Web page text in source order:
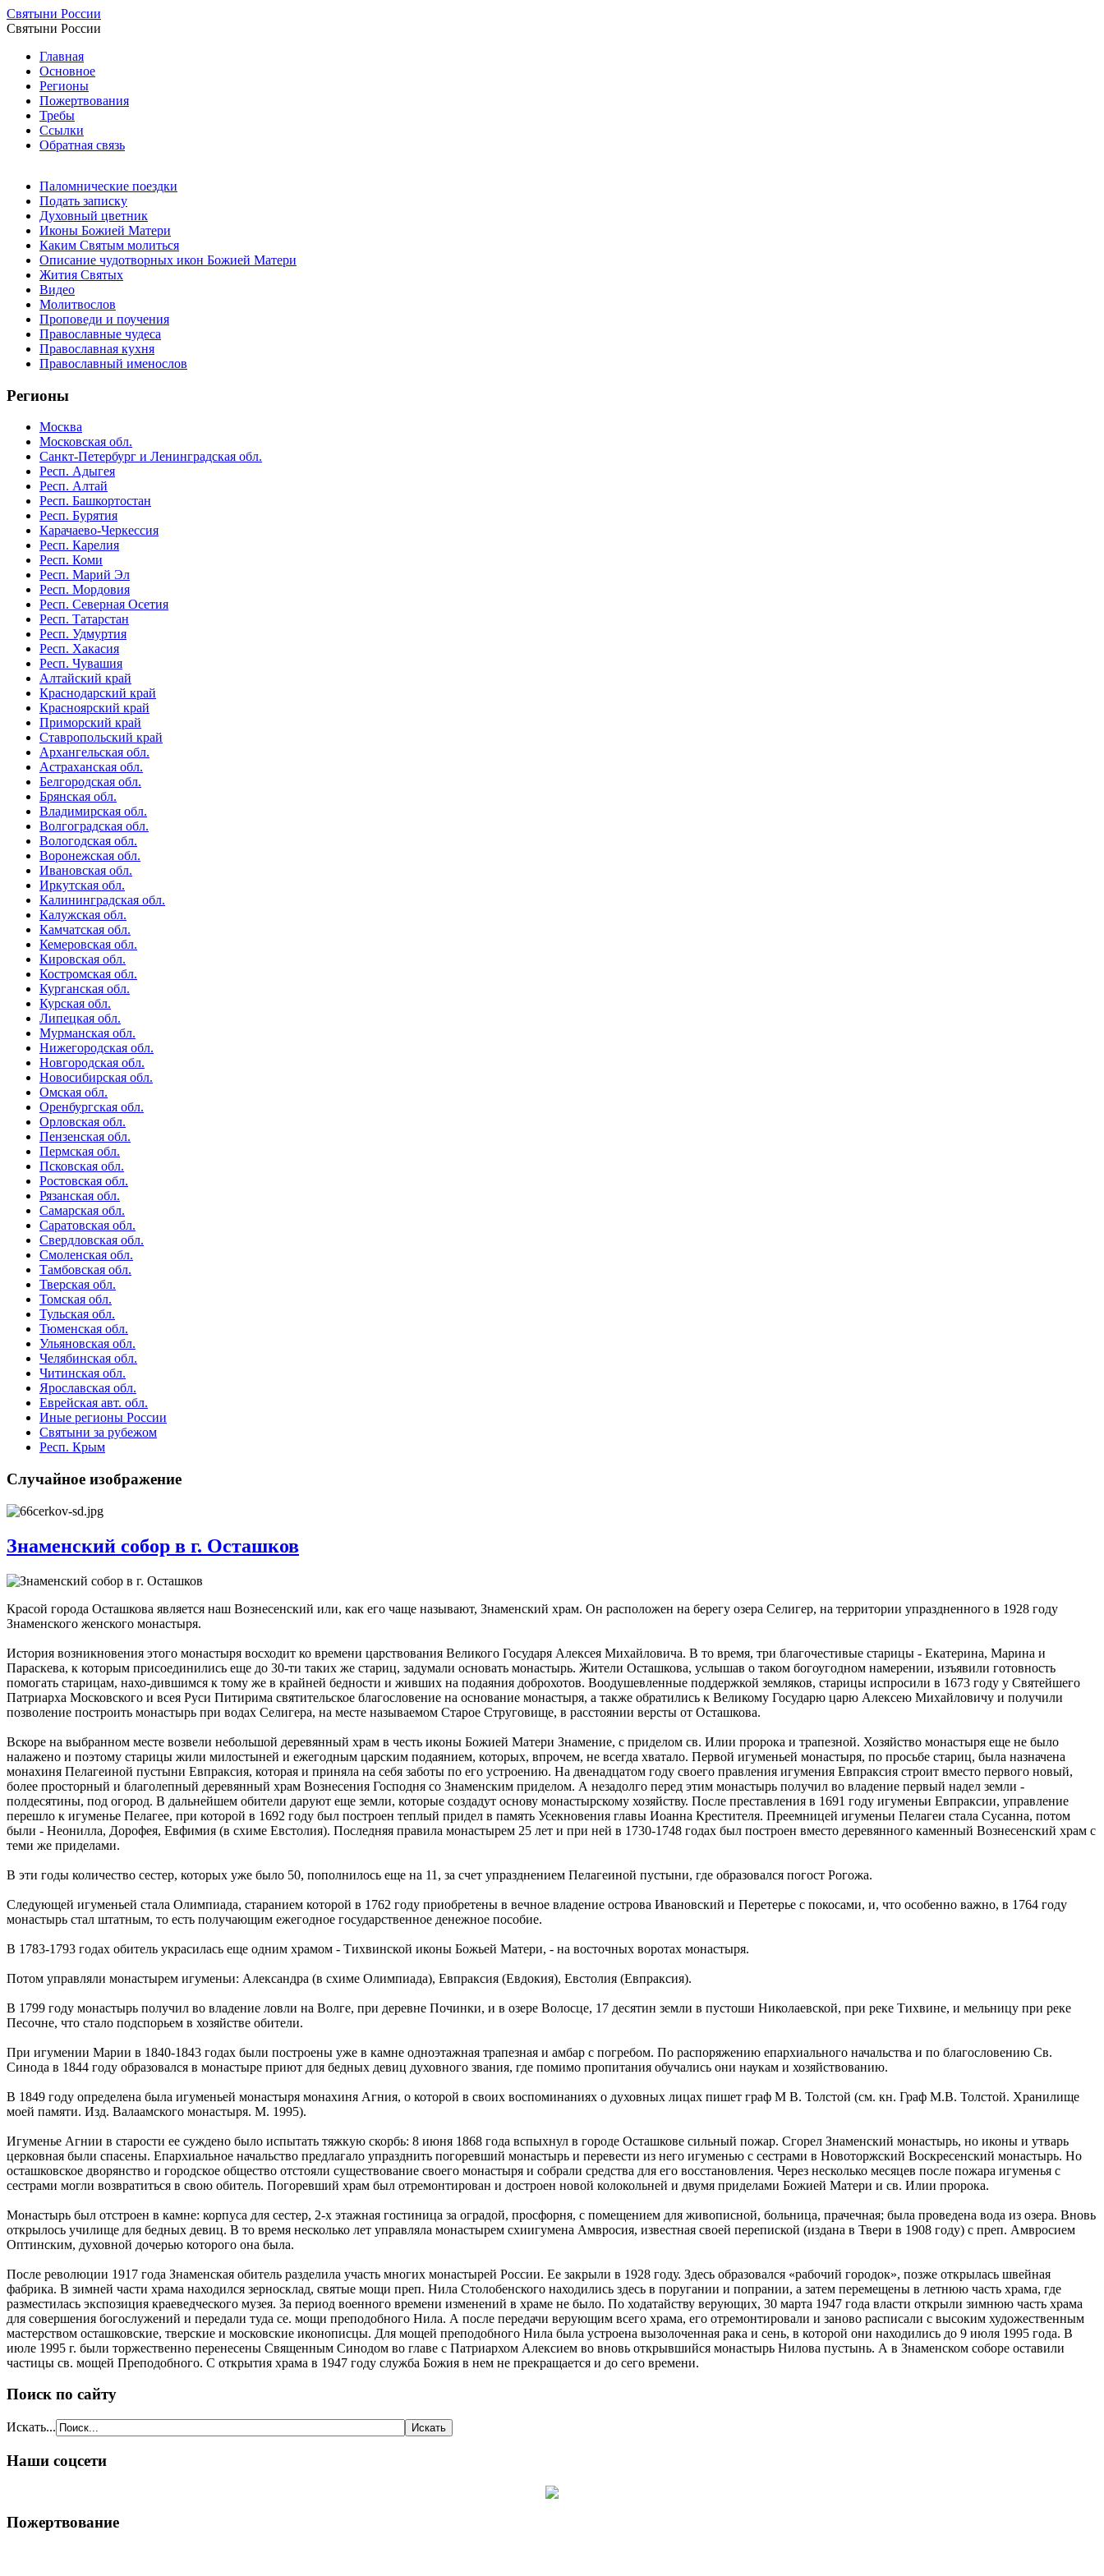
Святыни России
Святыни России
Главная
Основное
Регионы
Пожертвования
Требы
Ссылки
Обратная связь
Паломнические поездки
Подать записку
Духовный цветник
Иконы Божией Матери
Каким Святым молиться
Описание чудотворных икон Божией Матери
Жития Святых
Видео
Молитвослов
Проповеди и поучения
Православные чудеса
Православная кухня
Православный именослов
Регионы
Москва
Московская обл.
Санкт-Петербург и Ленинградская обл.
Респ. Адыгея
Респ. Алтай
Респ. Башкортостан
Респ. Бурятия
Карачаево-Черкессия
Респ. Карелия
Респ. Коми
Респ. Марий Эл
Респ. Мордовия
Респ. Северная Осетия
Респ. Татарстан
Респ. Удмуртия
Респ. Хакасия
Респ. Чувашия
Алтайский край
Краснодарский край
Красноярский край
Приморский край
Ставропольский край
Архангельская обл.
Астраханская обл.
Белгородская обл.
Брянская обл.
Владимирская обл.
Волгоградская обл.
Вологодская обл.
Воронежская обл.
Ивановская обл.
Иркутская обл.
Калининградская обл.
Калужская обл.
Камчатская обл.
Кемеровская обл.
Кировская обл.
Костромская обл.
Курганская обл.
Курская обл.
Липецкая обл.
Мурманская обл.
Нижегородская обл.
Новгородская обл.
Новосибирская обл.
Омская обл.
Оренбургская обл.
Орловская обл.
Пензенская обл.
Пермская обл.
Псковская обл.
Ростовская обл.
Рязанская обл.
Самарская обл.
Саратовская обл.
Свердловская обл.
Смоленская обл.
Тамбовская обл.
Тверская обл.
Томская обл.
Тульская обл.
Тюменская обл.
Ульяновская обл.
Челябинская обл.
Читинская обл.
Ярославская обл.
Еврейская авт. обл.
Иные регионы России
Святыни за рубежом
Респ. Крым
Случайное изображение
Знаменский собор в г. Осташков
Красой города Осташкова является наш Вознесенский или, как его чаще называют, Знаменский храм. Он расположен на берегу озера Селигер, на территории упраздненного в 1928 году
Знаменского женского монастыря.
История возникновения этого монастыря восходит ко времени царствования Великого Государя Алексея Михайловича. В то время, три благочестивые старицы - Екатерина, Марина и
Параскева, к которым присоединились еще до 30-ти таких же стариц, задумали основать монастырь. Жители Осташкова, услышав о таком богоугодном намерении, изъявили готовность
помогать старицам, нахо-дившимся к тому же в крайней бедности и живших на подаяния доброхотов. Воодушевленные поддержкой земляков, старицы испросили в 1673 году у Святейшего
Патриарха Московского и всея Руси Питирима святительское благословение на основание монастыря, а также обратились к Великому Государю царю Алексею Михайловичу и получили
позволение построить монастырь при водах Селигера, на месте называемом Старое Струговище, в расстоянии версты от Осташкова.
Вскоре на выбранном месте возвели небольшой деревянный храм в честь иконы Божией Матери Знамение, с приделом св. Илии пророка и трапезной. Хозяйство монастыря еще не было
налажено и поэтому старицы жили милостыней и ежегодным царским подаянием, которых, впрочем, не всегда хватало. Первой игуменьей монастыря, по просьбе стариц, была назначена
монахиня Пелагеиной пустыни Евпраксия, которая и приняла на себя заботы по его устроению. На двенадцатом году своего правления игумения Евпраксия строит вместо первого новый,
более просторный и благолепный деревянный храм Вознесения Господня со Знаменским приделом. А незадолго перед этим монастырь получил во владение первый надел земли -
полдесятины, под огород. В дальнейшем обители даруют еще земли, которые создадут основу монастырскому хозяйству. После преставления в 1691 году игуменьи Евпраксии, управление
перешло к игуменье Пелагее, при которой в 1692 году был построен теплый придел в память Усекновения главы Иоанна Крестителя. Преемницей игуменьи Пелагеи стала Сусанна, потом
были - Неонилла, Дорофея, Евфимия (в схиме Евстолия). Последняя правила монастырем 25 лет и при ней в 1730-1748 годах был построен вместо деревянного каменный Вознесенский храм с
теми же приделами.
В эти годы количество сестер, которых уже было 50, пополнилось еще на 11, за счет упразднением Пелагеиной пустыни, где образовался погост Рогожа.
Следующей игуменьей стала Олимпиада, старанием которой в 1762 году приобретены в вечное владение острова Ивановский и Перетерье с покосами, и, что особенно важно, в 1764 году
монастырь стал штатным, то есть получающим ежегодное государственное денежное пособие.
В 1783-1793 годах обитель украсилась еще одним храмом - Тихвинской иконы Божьей Матери, - на восточных воротах монастыря.
Потом управляли монастырем игуменьи: Александра (в схиме Олимпиада), Евпраксия (Евдокия), Евстолия (Евпраксия).
В 1799 году монастырь получил во владение ловли на Волге, при деревне Починки, и в озере Волосце, 17 десятин земли в пустоши Николаевской, при реке Тихвине, и мельницу при реке
Песочне, что стало подспорьем в хозяйстве обители.
При игумении Марии в 1840-1843 годах были построены уже в камне одноэтажная трапезная и амбар с погребом. По распоряжению епархиального начальства и по благословению Св.
Синода в 1844 году образовался в монастыре приют для бедных девиц духовного звания, где помимо пропитания обучались они наукам и хозяйствованию.
В 1849 году определена была игуменьей монастыря монахиня Агния, о которой в своих воспоминаниях о духовных лицах пишет граф М В. Толстой (см. кн. Граф М.В. Толстой. Хранилище
моей памяти. Изд. Валаамского монастыря. М. 1995).
Игуменье Агнии в старости ее суждено было испытать тяжкую скорбь: 8 июня 1868 года вспыхнул в городе Осташкове сильный пожар. Сгорел Знаменский монастырь, но иконы и утварь
церковная были спасены. Епархиальное начальство предлагало упразднить погоревший монастырь и перевести из него игуменью с сестрами в Новоторжский Воскресенский монастырь. Но
осташковское дворянство и городское общество отстояли существование своего монастыря и собрали средства для его восстановления. Через несколько месяцев после пожара игуменья с
сестрами могли возвратиться в свою обитель. Погоревший храм был отремонтирован и достроен новой колокольней и двумя приделами Божией Матери и св. Илии пророка.
Монастырь был отстроен в камне: корпуса для сестер, 2-х этажная гостиница за оградой, просфорня, с помещением для живописной, больница, прачечная; была проведена вода из озера. Вновь
открылось училище для бедных девиц. В то время несколько лет управляла монастырем схиигумена Амвросия, известная своей перепиской (издана в Твери в 1908 году) с преп. Амвросием
Оптинским, духовной дочерью которого она была.
После революции 1917 года Знаменская обитель разделила участь многих монастырей России. Ее закрыли в 1928 году. Здесь образовался «рабочий городок», позже открылась швейная
фабрика. В зимней части храма находился зерносклад, святые мощи преп. Нила Столобенского находились здесь в поругании и попрании, а затем перемещены в летнюю часть храма, где
разместилась экспозиция краеведческого музея. За период военного времени изменений в храме не было. По ходатайству верующих, 30 марта 1947 года власти открыли зимнюю часть храма
для совершения богослужений и передали туда се. мощи преподобного Нила. А после передачи верующим всего храма, его отремонтировали и заново расписали с высоким художественным
мастерством осташковские, тверские и московские иконописцы. Для мощей преподобного Нила была устроена вызолоченная рака и сень, в которой они находились до 9 июля 1995 года. В
июле 1995 г. были торжественно перенесены Священным Синодом во главе с Патриархом Алексием во вновь открывшийся монастырь Нилова пустынь. А в Знаменском соборе оставили
частицы св. мощей Преподобного. С открытия храма в 1947 году служба Божия в нем не прекращается и до сего времени.
Поиск по сайту
Искать...
Наши соцсети
Пожертвование